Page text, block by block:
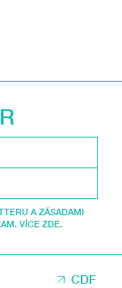
A ZÁSADAMI
VÍCE ZDE.
CDF